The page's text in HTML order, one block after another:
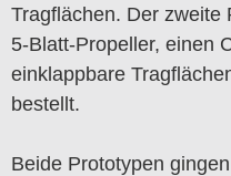
Tragflächen. Der zweite
5-Blatt-Propeller, einen
einklappbare
bestellt.
Beide Prototypen